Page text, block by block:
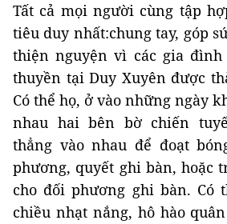
Tất cả mọi người cùng tập
tiêu duy nhất:chung tay, góp
thiện nguyện vì các gia
thuyền tại Duy Xuyên được
Có thể họ, ở vào những ngày
nhau hai bên bờ chiến
thẳng vào nhau để đoạt
phương, quyết ghi bàn, hoặc
cho đối phương ghi bàn. Có
chiều nhạt nắng, hô hào